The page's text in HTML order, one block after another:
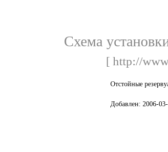
Схема
[ http://
Отстойные
Добавлен: 2006-